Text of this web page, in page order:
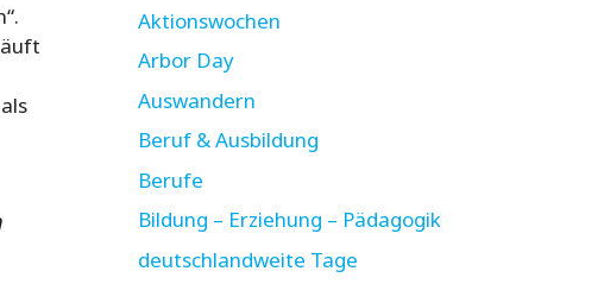
Aktionswochen
Arbor Day
Auswandern
Beruf & Ausbildung
Berufe
Bildung – Erziehung – Pädagogik
deutschlandweite Tage